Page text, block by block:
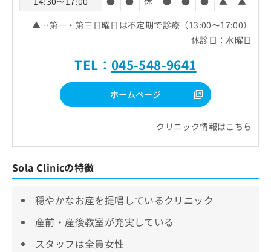
▲…第一・第三日曜日は不定期で診療（13:00〜17:00）
休診日：水曜日
TEL： 045-548-9641
ホームページ
クリニック情報はこちら
Sola Clinicの特徴
穏やかなお産を提唱しているクリニック
産前・産後教室が充実している
スタッフは全員女性